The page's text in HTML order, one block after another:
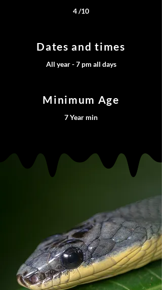
4 /10
Dates and times
All year - 7 pm all days
Minimum Age
7 Year min